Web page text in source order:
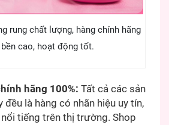
rung chất lượng, hàng chính hãng
cao, hoạt động tốt.
hãng 100%: Tất cả các sản
đều là hàng có nhãn hiệu uy tín,
tiếng trên thị trường. Shop